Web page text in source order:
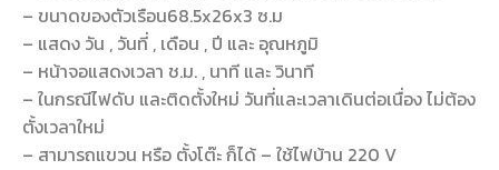
– ขนาดของตัวเรือน68.5x26x3 ซ.ม
– แสดง วัน , วันที่ , เดือน , ปี และ อุณหภูมิ
– หน้าจอแสดงเวลา ช.ม. , นาที และ วินาที
– ในกรณีไฟดับ และติดตั้งใหม่ วันที่และเวลาเดินต่อเนื่อง ไม่ต้อง
ตั้งเวลาใหม่
– สามารถแขวน หรือ ตั้งโต๊ะ ก็ได้ – ใช้ไฟบ้าน 220 V